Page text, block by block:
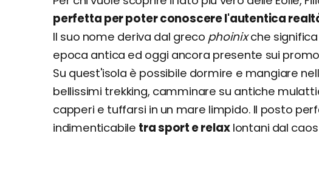
Quanto costa una vacanza a Filicudi? Prezzi, offerte
perfetta per poter conoscere l'autentica
Il suo nome deriva dal greco phoinixche significa
epoca antica ed oggi ancora presente sui
Su quest'isola è possibile dormire e mangiare
bellissimi trekking, camminare su antiche
capperi e tuffarsi in un mare limpido. Il posto
indimenticabile tra sport e relaxlontani dal